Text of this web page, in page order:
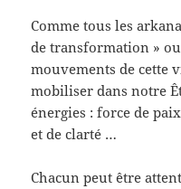
Comme tous les
de transformation »
mouvements de cette
mobiliser dans notre
énergies : force de
et de clarté …
Chacun peut être